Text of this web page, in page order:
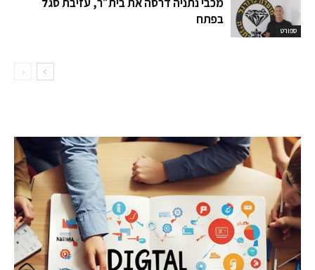
ספורט
בפתח